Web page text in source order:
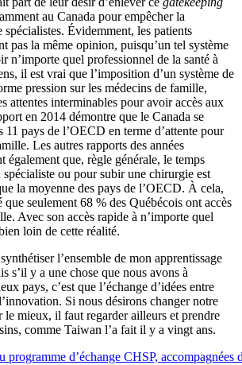
au Canada pour empêcher la
Évidemment, les patients
pas la même opinion, puisqu’un tel système
n’importe quel professionnel de la santé à
il est vrai que l’imposition d’un système de
pression sur les médecins de famille,
attentes interminables pour avoir accès aux
en 2014 démontre que le Canada se
11 pays de l’OECD en terme d’attente pour
Les autres rapports des années
également que, règle générale, le temps
ou pour subir une chirurgie est
la moyenne des pays de l’OECD. À cela,
que seulement 68 % des Québécois ont accès
Avec son accès rapide à n’importe quel
loin de cette réalité.
l’ensemble de mon apprentissage
s’il y a une chose que nous avons à
pays, c’est que l’échange d’idées entre
Si nous désirons changer notre
le mieux, il faut regarder ailleurs et prendre
comme Taiwan l’a fait il y a vingt ans.